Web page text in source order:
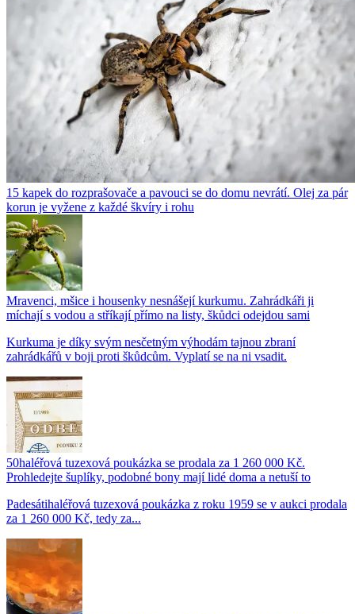
15 kapek do rozprašovače a pavouci se do domu nevrátí. Olej za pár
korun je vyžene z každé škvíry i rohu
Mravenci, mšice i housenky nesnášejí kurkumu. Zahrádkáři ji
míchají s vodou a stříkají přímo na listy, škůdci odejdou sami
Kurkuma je díky svým nesčetným výhodám tajnou zbraní
zahrádkářů v boji proti škůdcům. Vyplatí se na ni vsadit.
50haléřová tuzexová poukázka se prodala za 1 260 000 Kč.
Prohledejte šuplíky, podobné bony mají lidé doma a netuší to
Padesátihaléřová tuzexová poukázka z roku 1959 se v aukci prodala
za 1 260 000 Kč, tedy za...